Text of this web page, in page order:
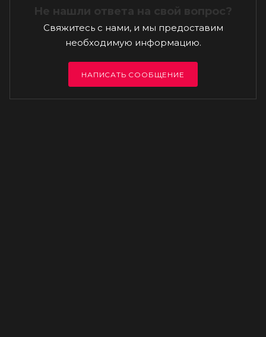
Не нашли ответа на свой вопрос?
Свяжитесь с нами, и мы предоставим
необходимую информацию.
НАПИСАТЬ СООБЩЕНИЕ